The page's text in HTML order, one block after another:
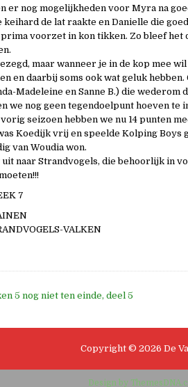
er nog mogelijkheden voor Myra na
keihard de lat raakte en Danielle die
voorzet in kon tikken. Zo bleef het
maar wanneer je in de kop mee
en daarbij soms ook wat geluk
Madeleine en Sanne B.) die wederom
we nog geen tegendoelpunt hoeven te
seizoen hebben we nu 14 punten
Koedijk vrij en speelde Kolping Boys
van Woudia won.
uit naar Strandvogels, die behoorlijk in
7
VALKEN
5 nog niet ten einde, deel 5
Copyright © 2026 De
Design by